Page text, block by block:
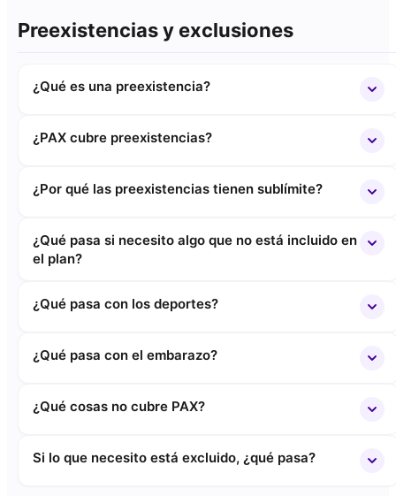
Preexistencias y exclusiones
¿Qué es una preexistencia?
¿PAX cubre preexistencias?
¿Por qué las preexistencias tienen sublímite?
¿Qué pasa si necesito algo que no está incluido en
el plan?
¿Qué pasa con los deportes?
¿Qué pasa con el embarazo?
¿Qué cosas no cubre PAX?
Si lo que necesito está excluido, ¿qué pasa?